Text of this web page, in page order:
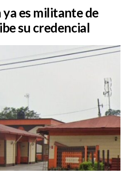
ya es militante de
su credencial